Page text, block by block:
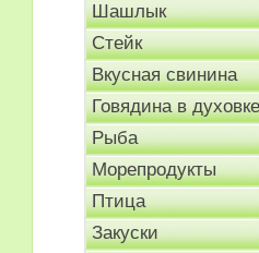
Шашлык
Стейк
Вкусная свинина
Говядина в духовке
Рыба
Морепродукты
Птица
Закуски